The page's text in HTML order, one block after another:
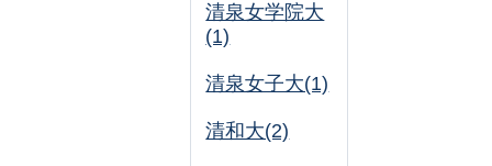
清泉女学院大
(1)
清泉女子大(1)
清和大(2)